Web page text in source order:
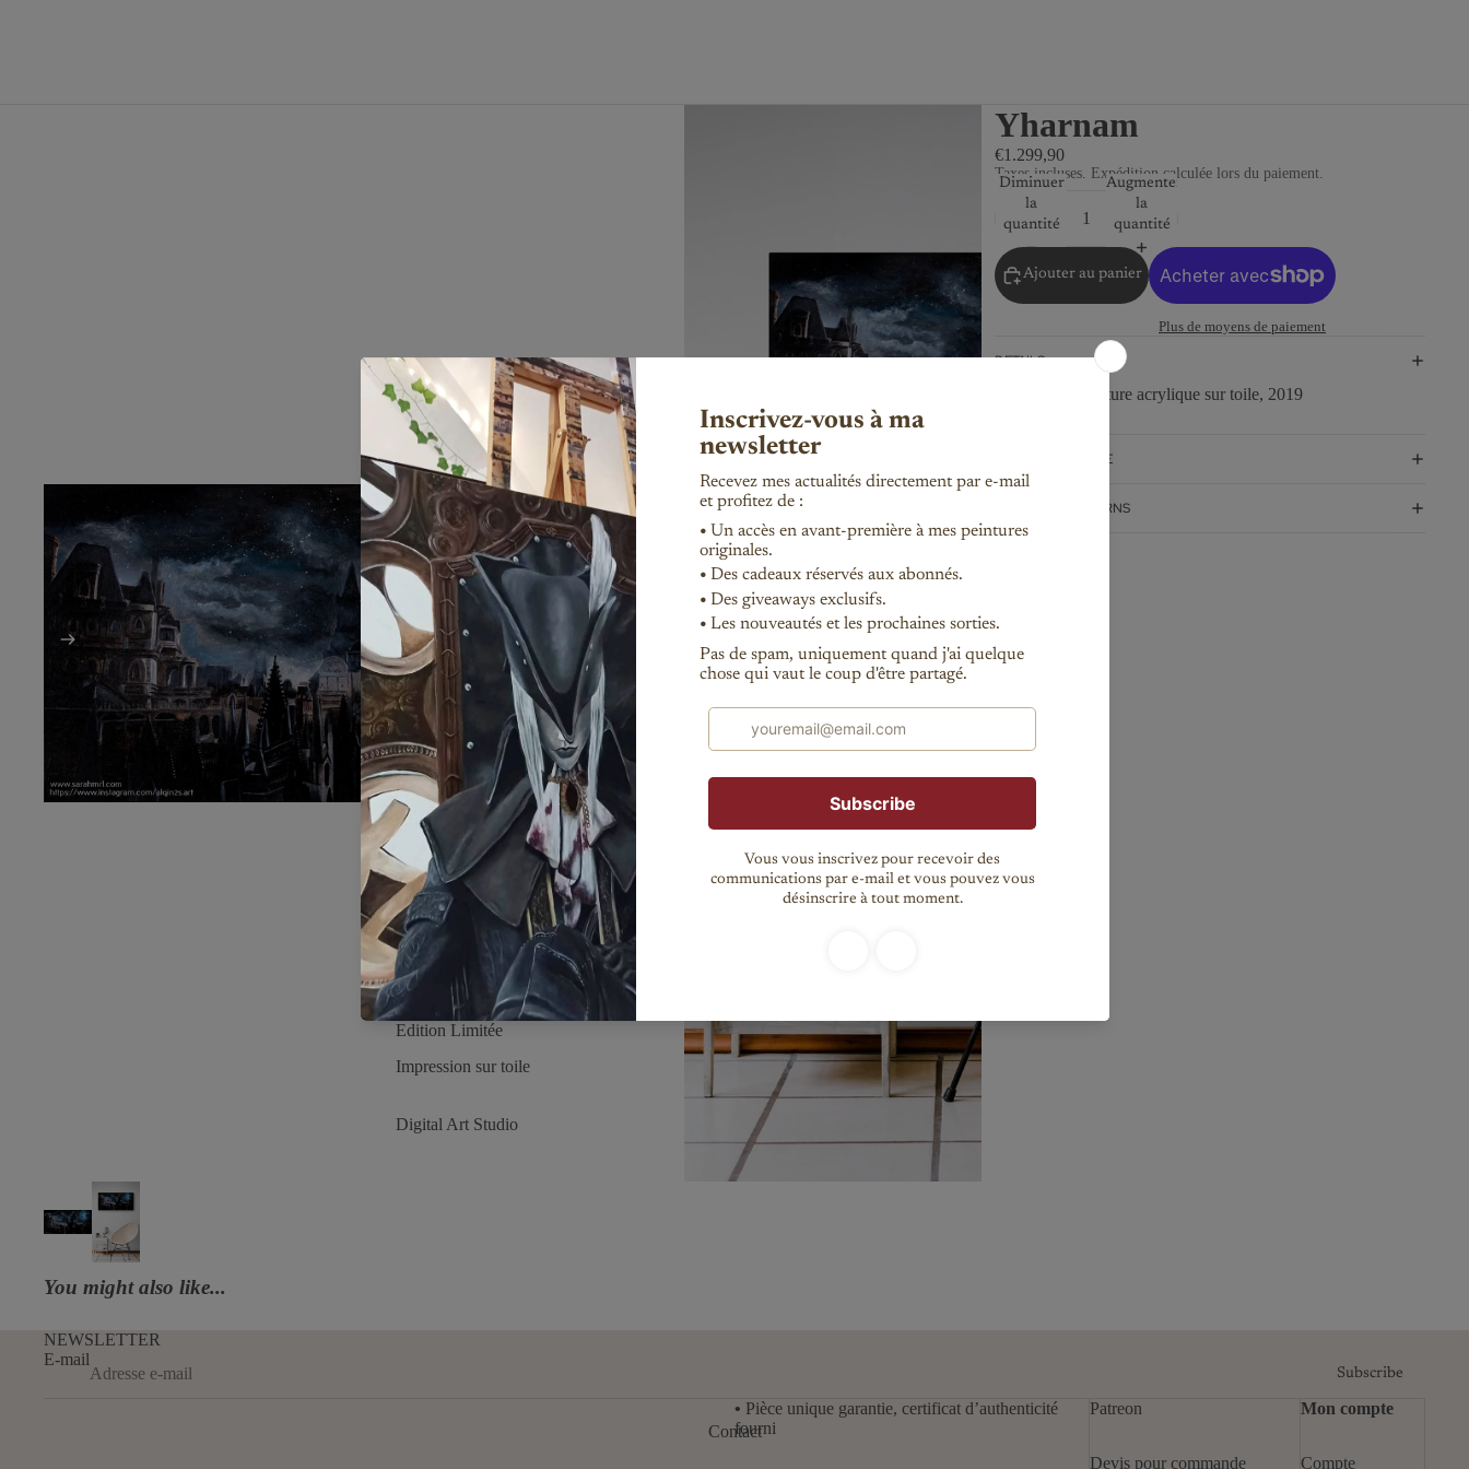
Shop
Originaux
Originaux sur toile
Peinture sur livre
Impressions
Collection Permanente
Edition Limitée
Impression sur toile
Digital Art Studio
Produits
Produits
Contact
Yharnam
€1.299,90
Taxes incluses. Expédition calculée lors du paiement.
Diminuer
la
quantité
Augmenter
la
quantité
Ajouter au panier
Plus de moyens de paiement
DETAILS
100x50cm, peinture acrylique sur toile, 2019
MATERIALS + CARE
SHIPPING + RETURNS
You might also like...
NEWSLETTER
E-mail
Subscribe
• Pièce unique garantie, certificat d’authenticité
fourni
Patreon
Devis pour commande
Mon compte
Compte